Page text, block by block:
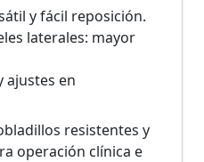
y fácil reposición.
laterales: mayor
ajustes en
resistentes y
operación clínica e